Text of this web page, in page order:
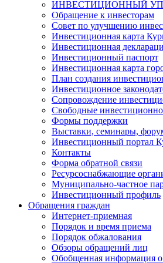
ИНВЕСТИЦИОННЫЙ
Обращение к инвесторам
Совет по улучшению
Инвестиционная карта
Инвестиционная
Инвестиционный паспорт
Инвестиционная карта
План создания
Инвестиционное
Сопровождение
Свободные
Формы поддержки
Выставки, семинары,
Инвестиционный портал
Контакты
Форма обратной связи
Ресурсоснабжающие
Муниципально-частное
Инвестиционный профиль
Обращения граждан
Интернет-приемная
Порядок и время приема
Порядок обжалования
Обзоры обращений лиц
Обобщенная информация о